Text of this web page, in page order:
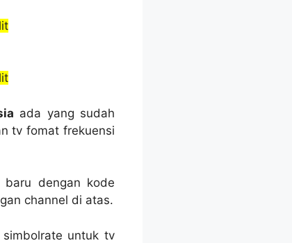
ada yang sudah
tv fomat frekuensi
dengan kode
channel di atas.
untuk tv